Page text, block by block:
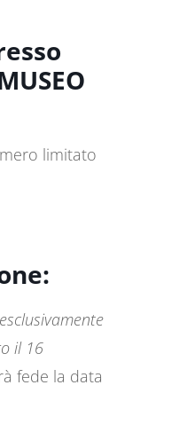
limitato
il 16
fede la data